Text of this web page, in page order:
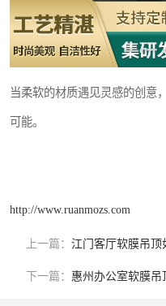
当柔软的材质遇见灵感的创意
可能。
http://www.ruanmozs.com
上一篇： 江门客厅软膜吊顶
下一篇： 惠州办公室软膜吊